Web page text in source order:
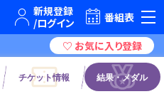
きを。 番組表
チケット情報 結果・メダル